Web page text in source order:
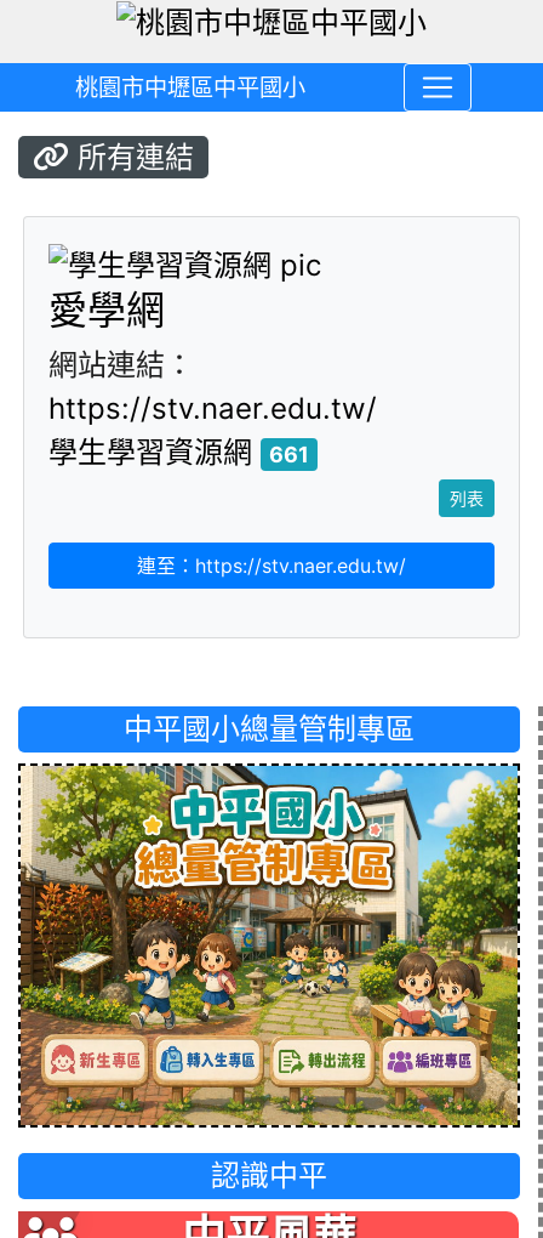
桃園市中壢區中平國小
所有連結
title:學生學習資
愛學網
網站連結：
https://stv.naer.edu.tw/
學生學習資源網
661
列表
連至：https://stv.naer.edu.tw/
中平國小總量管制專區
認識中平